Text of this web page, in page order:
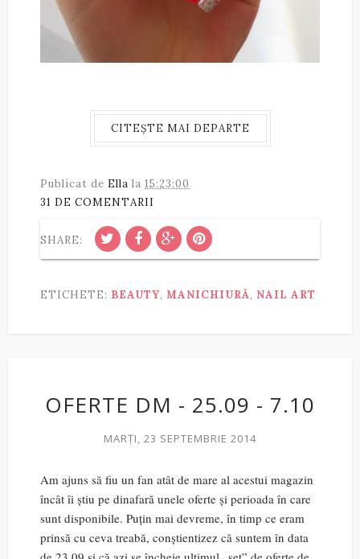
CITEȘTE MAI DEPARTE
Publicat de Ella la 15:23:00
31 DE COMENTARII
SHARE:
ETICHETE: BEAUTY, MANICHIURĂ, NAIL ART
OFERTE DM - 25.09 - 7.10
MARȚI, 23 SEPTEMBRIE 2014
Am ajuns să fiu un fan atât de mare al acestui magazin
încât îi știu pe dinafară unele oferte și perioada în care
sunt disponibile. Puțin mai devreme, în timp ce eram
prinsă cu ceva treabă, conștientizez că suntem în data